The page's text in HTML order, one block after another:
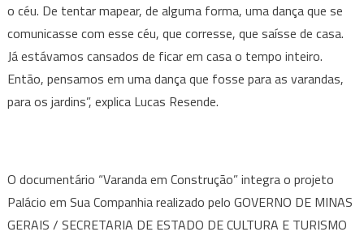
o céu. De tentar mapear, de alguma forma, uma dança que se
comunicasse com esse céu, que corresse, que saísse de casa.
Já estávamos cansados de ficar em casa o tempo inteiro.
Então, pensamos em uma dança que fosse para as varandas,
para os jardins”, explica Lucas Resende.
O documentário “Varanda em Construção” integra o projeto
Palácio em Sua Companhia realizado pelo GOVERNO DE MINAS
GERAIS / SECRETARIA DE ESTADO DE CULTURA E TURISMO